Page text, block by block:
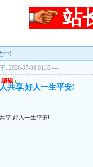
站
中!
: 2026-07-08 01:53 ---
编辑 u
共享,好人一生平安!
享,好人一生平安!